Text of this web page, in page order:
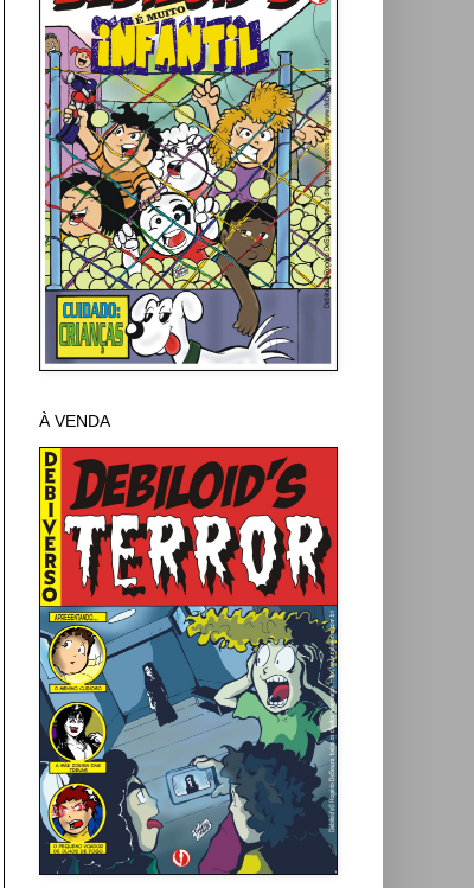
À VENDA